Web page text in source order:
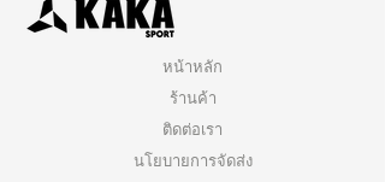
หน้าหลัก
ร้านค้า
ติดต่อเรา
นโยบายการจัดส่ง